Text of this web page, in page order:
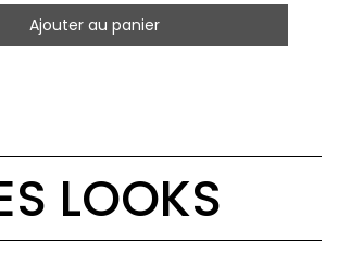
Ajouter au panier
LOOKS